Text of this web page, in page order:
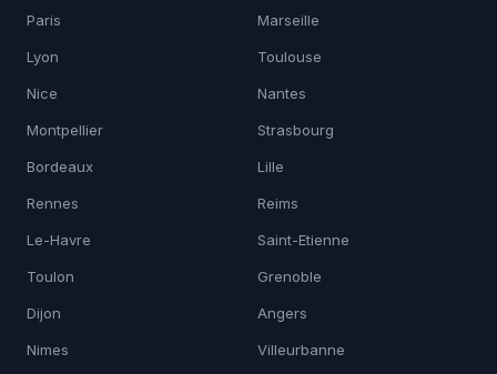
Paris Marseille
Lyon Toulouse
Nice Nantes
Montpellier Strasbourg
Bordeaux Lille
Rennes Reims
Le-Havre Saint-Etienne
Toulon Grenoble
Dijon Angers
Nimes Villeurbanne